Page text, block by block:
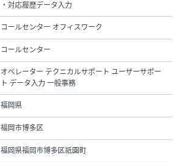
・対応履歴データ入力
コールセンター オフィスワーク
コールセンター
オペレーター テクニカルサポート ユーザーサポー
ト データ入力 一般事務
福岡県
福岡市博多区
福岡県福岡市博多区祇園町